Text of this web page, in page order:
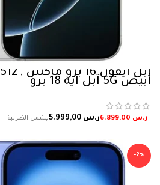
أبيض 5‎G آبل آيه 18 برو
ر.س6.899,00 ر.س
-2%